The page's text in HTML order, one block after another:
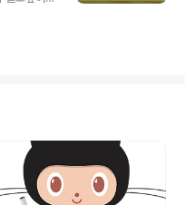
의 추측
천둥/번개
인 상태
대기란,
상부층에
의해서 이
떻게 될